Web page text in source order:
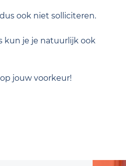
ook niet solliciteren.
kun je je natuurlijk ook
jouw voorkeur!